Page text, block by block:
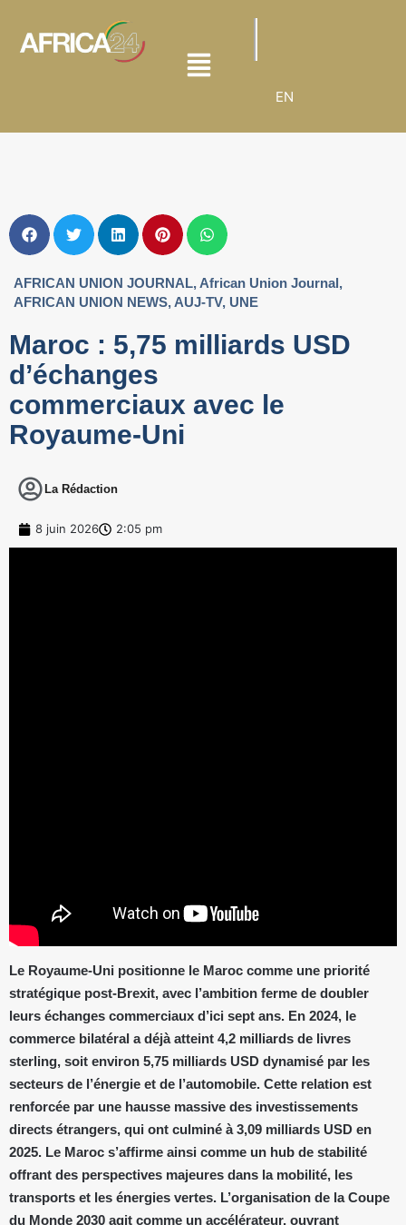
EN
AFRICAN UNION JOURNAL, African Union Journal,
AFRICAN UNION NEWS, AUJ-TV, UNE
Maroc : 5,75 milliards USD
d’échanges
commerciaux avec le
Royaume-Uni
La Rédaction
8 juin 2026 2:05 pm
Le Royaume-Uni positionne le Maroc comme une priorité
stratégique post-Brexit, avec l’ambition ferme de doubler
leurs échanges commerciaux d’ici sept ans. En 2024, le
commerce bilatéral a déjà atteint 4,2 milliards de livres
sterling, soit environ 5,75 milliards USD dynamisé par les
secteurs de l’énergie et de l’automobile. Cette relation est
renforcée par une hausse massive des investissements
directs étrangers, qui ont culminé à 3,09 milliards USD en
2025. Le Maroc s’affirme ainsi comme un hub de stabilité
offrant des perspectives majeures dans la mobilité, les
transports et les énergies vertes. L’organisation de la Coupe
du Monde 2030 agit comme un accélérateur, ouvrant